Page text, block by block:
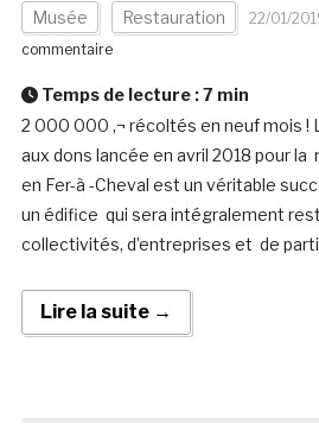
Musée Restauration 22/01/
commentaire
Temps de lecture :7 min
2 000 000 ‚¬ récoltés en neuf mois !
aux dons lancée en avril 2018 pour la
en Fer-à -Cheval est un véritable
un édifice qui sera intégralement
collectivités, d’entreprises et de
Lire la suite →